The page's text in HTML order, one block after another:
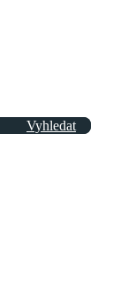
Vyhledat